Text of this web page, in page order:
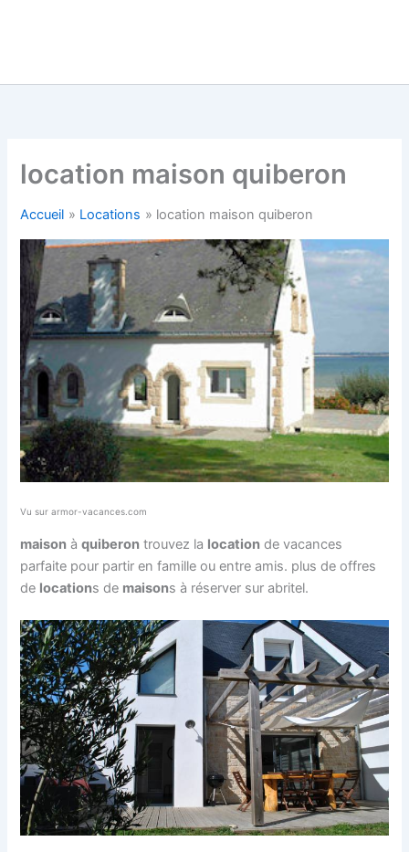
location maison quiberon
Accueil Locations location maison quiberon
Vu sur armor-vacances.com
maison àquiberon trouvez la location de vacances
parfaite pour partir en famille ou entre amis. plus de offres
de locations de maisons à réserver sur abritel.